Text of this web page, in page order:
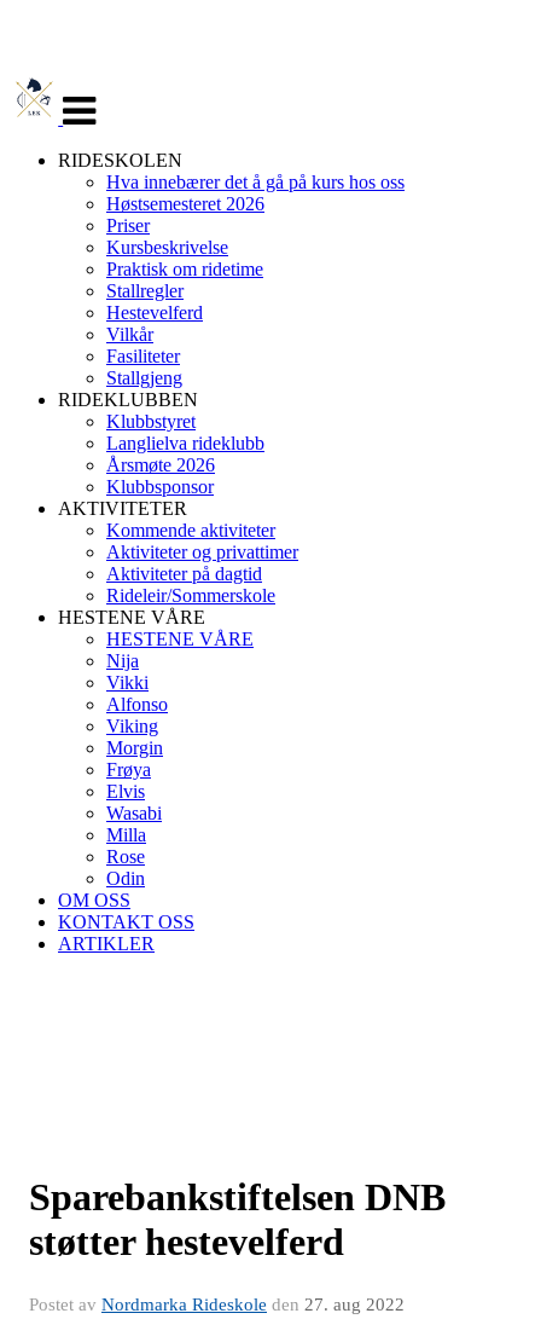
navigasjon
RIDESKOLEN
Hva innebærer det å gå på kurs hos oss
Høstsemesteret 2026
Priser
Kursbeskrivelse
Praktisk om ridetime
Stallregler
Hestevelferd
Vilkår
Fasiliteter
Stallgjeng
RIDEKLUBBEN
Klubbstyret
Langlielva rideklubb
Årsmøte 2026
Klubbsponsor
AKTIVITETER
Kommende aktiviteter
Aktiviteter og privattimer
Aktiviteter på dagtid
Rideleir/Sommerskole
HESTENE VÅRE
HESTENE VÅRE
Nija
Vikki
Alfonso
Viking
Morgin
Frøya
Elvis
Wasabi
Milla
Rose
Odin
OM OSS
KONTAKT OSS
ARTIKLER
Sparebankstiftelsen DNB
støtter hestevelferd
Postet av Nordmarka Rideskole den 27. aug 2022